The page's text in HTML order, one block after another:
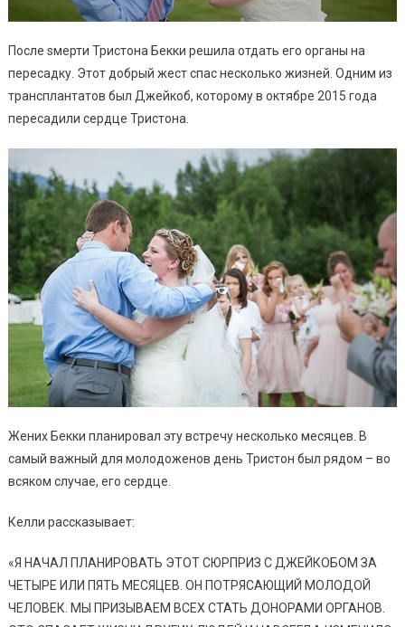
После sмерти Тристона Бекки решила отдать его органы на
пересадку. Этот добрый жест спас несколько жизней. Одним из
трансплантатов был Джейкоб, которому в октябре 2015 года
пересадили сердце Тристона.
Жених Бекки планировал эту встречу несколько месяцев. В
самый важный для молодоженов день Тристон был рядом – во
всяком случае, его сердце.
Келли рассказывает:
«Я НАЧАЛ ПЛАНИРОВАТЬ ЭТОТ СЮРПРИЗ С ДЖЕЙКОБОМ ЗА
ЧЕТЫРЕ ИЛИ ПЯТЬ МЕСЯЦЕВ. ОН ПОТРЯСАЮЩИЙ МОЛОДОЙ
ЧЕЛОВЕК. МЫ ПРИЗЫВАЕМ ВСЕХ СТАТЬ ДОНОРАМИ ОРГАНОВ.